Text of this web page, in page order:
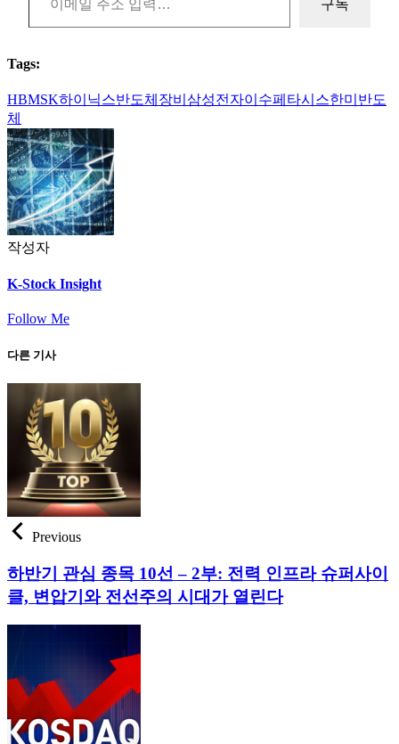
구독
Tags:
HBMSK하이닉스반도체장비 삼성전자이수페타시스한미반도
체
작성자
K-Stock Insight
Follow Me
다른 기사
Previous
하반기 관심 종목 10선 – 2부: 전력 인프라 슈퍼사이
클, 변압기와 전선주의 시대가 열린다